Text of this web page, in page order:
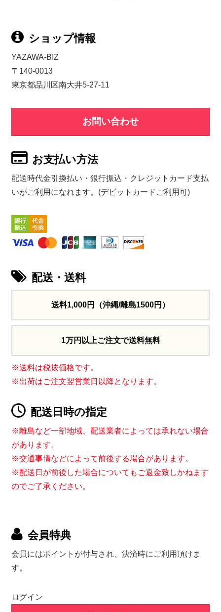
ショップ情報
YAZAWA-BIZ
〒140-0013
東京都品川区南大井5-27-11
お問い合わせ
お支払い方法
配送時代金引換払い・銀行振込・クレジットカード支払
いがご利用になれます。(デビットカードご利用可)
配送・送料
送料1,000円 （沖縄/離島1500円）
1万円以上ご注文で送料無料
※送料は税抜価格です。
※出荷はご注文翌営業日以降となります。
配送日時の指定
※離島など一部地域、配送業者によっては承れない場合
があります。
※交通事情などによって前後する場合があります。
※配送日が前後した場合についてもご返金致しかねます
のでご了承ください。
会員特典
会員にはポイントが付与され、決済時にご利用頂けま
す。
ログイン